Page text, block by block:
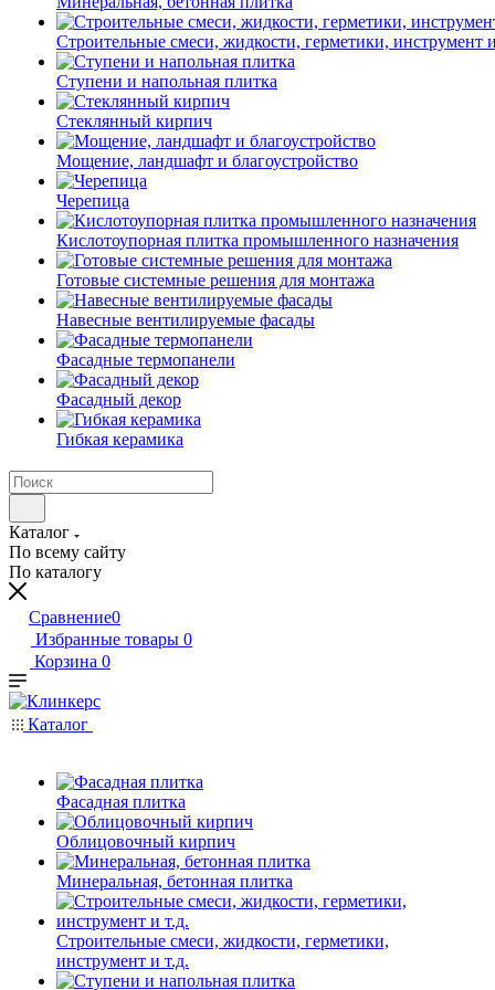
Строительные смеси, жидкости, герметики, инструмент
Ступени и напольная плитка
Cтеклянный кирпич
Мощение, ландшафт и благоустройство
Черепица
Кислотоупорная плитка промышленного назначения
Готовые системные решения для монтажа
Навесные вентилируемые фасады
Фасадные термопанели
Фасадный декор
Гибкая керамика
Каталог
По всему сайту
По каталогу
Сравнение0
Избранные товары 0
Корзина 0
Каталог
Фасадная плитка
Облицовочный кирпич
Минеральная, бетонная плитка
Строительные смеси, жидкости, герметики,
инструмент и т.д.